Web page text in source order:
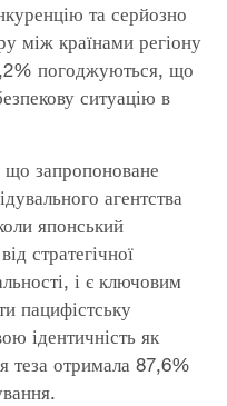
та серйозно
між країнами регіону
погоджуються, що
ситуацію в
що запропоноване
агентства
японський
стратегічної
і є ключовим
пацифістську
ідентичність як
теза отримала 87,6%